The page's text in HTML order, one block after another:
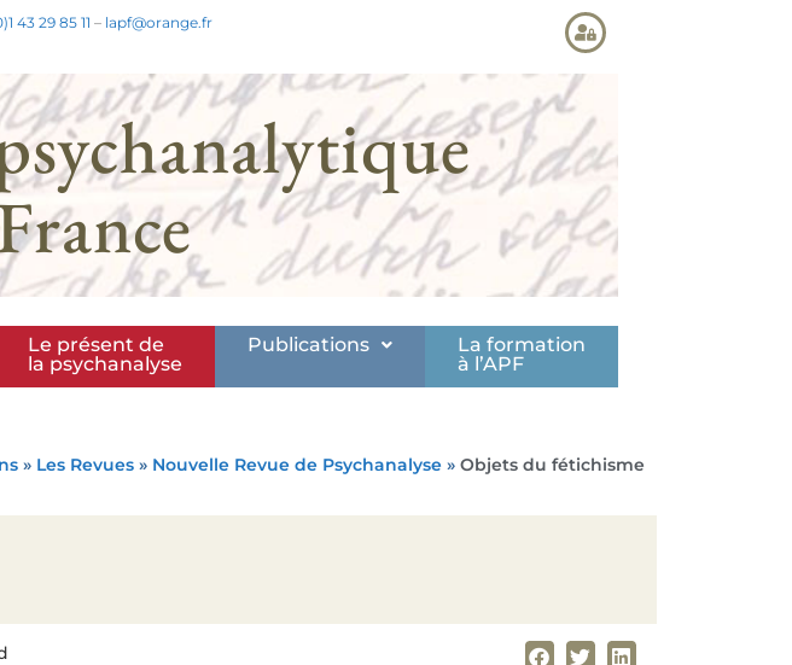
43 29 85 11 – lapf@orange.fr
Le présent de
la psychanalyse
Publications
La formation
à l’APF
» Les Revues » Nouvelle Revue de Psychanalyse » Objets du fétichisme